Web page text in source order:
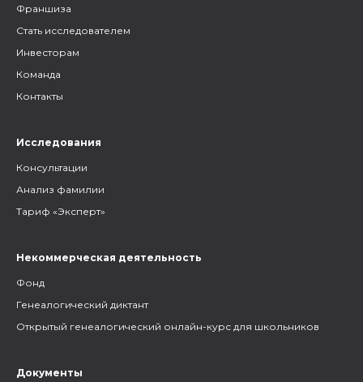
Франшиза
Стать исследователем
Инвесторам
Команда
Контакты
Исследования
Консультации
Анализ фамилии
Тариф «Эксперт»
Некоммерческая деятельность
Фонд
Генеалогический диктант
Открытый генеалогический онлайн-курс для школьников
Документы